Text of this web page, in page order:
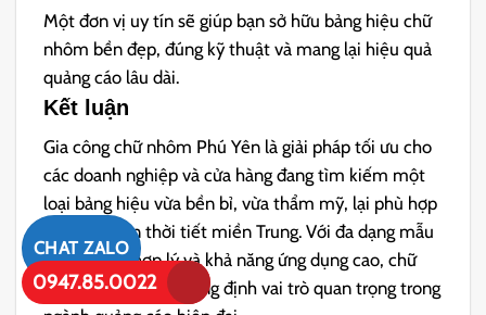
CHAT ZALO
0947.85.0022
Một đơn vị uy tín sẽ giúp bạn sở hữu bảng hiệu chữ
nhôm bền đẹp, đúng kỹ thuật và mang lại hiệu quả
quảng cáo lâu dài.
Kết luận
Gia công chữ nhôm Phú Yên là giải pháp tối ưu cho
các doanh nghiệp và cửa hàng đang tìm kiếm một
loại bảng hiệu vừa bền bỉ, vừa thẩm mỹ, lại phù hợp
với điều kiện thời tiết miền Trung. Với đa dạng mẫu
mã, chi phí hợp lý và khả năng ứng dụng cao, chữ
nhôm ngày càng khẳng định vai trò quan trọng trong